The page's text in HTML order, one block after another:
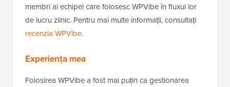
membri ai echipei care folosesc WPVibe în fluxul lor
de lucru zilnic. Pentru mai multe informații, consultați
recenzia WPVibe.
Experiența mea
Folosirea WPVibe a fost mai puțin ca gestionarea